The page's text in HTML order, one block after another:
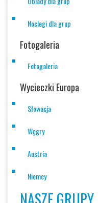
Noclegi dla grup
Fotogaleria
Fotogaleria
Wycieczki Europa
Słowacja
Węgry
Austria
Niemcy